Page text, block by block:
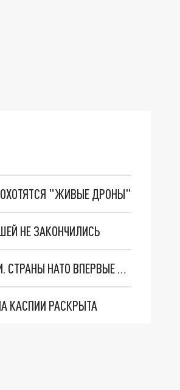
ОХОТЯТСЯ "ЖИВЫЕ ДРОНЫ"
НЕ ЗАКОНЧИЛИСЬ
"ОЧЕНЬ ПЛОХИЕ НОВОСТИ": БОЛЬШАЯ ОШИБКА PALANTIR В РОССИИ. СТРАНЫ НАТО ВПЕРВЫЕ ЗА СВО ОСТАНОВИЛИ ПОСТАВКИ ОРУЖИЯ. ВСУ ТЕРЯЮТ ПРИГРАНИЧЬЕ?
КАСПИИ РАСКРЫТА